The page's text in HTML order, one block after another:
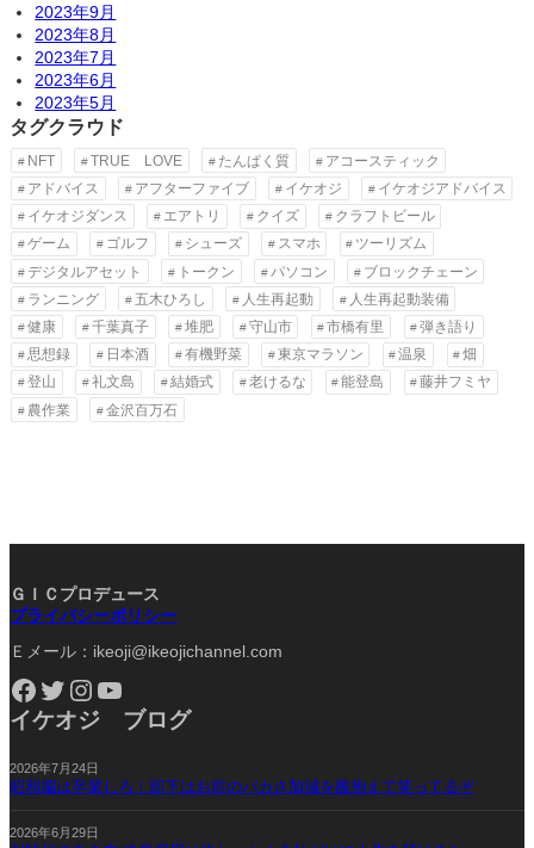
2023年9月
2023年8月
2023年7月
2023年6月
2023年5月
タグクラウド
NFT TRUE LOVE たんぱく質
アコースティック
アドバイス
アフターファイブ イケオジ
イケオジアドバイス
イケオジダンス
エアトリ クイズ
クラフトビール
ゲーム
ゴルフ シューズ スマホ
ツーリズム
デジタルアセット
トークン パソコン
ブロックチェーン
ランニング
五木ひろし 人生再起動
人生再起動装備
健康
千葉真子 堆肥 守山市 市橋有里
弾き語り
思想録
日本酒 有機野菜 東京マラソン 温泉
畑
登山
礼文島 結婚式 老けるな 能登島
藤井フミヤ
農作業
金沢百万石
ＧＩＣプロデュース
プライバシーポリシー
Ｅメール：ikeoji@ikeojichannel.com
Facebook Twitter Instagram YouTube
イケオジ ブログ
2026年7月24日
昭和脳は卒業しろ！部下はお前のバカさ加減を腹抱えて笑ってるぞ
2026年6月29日